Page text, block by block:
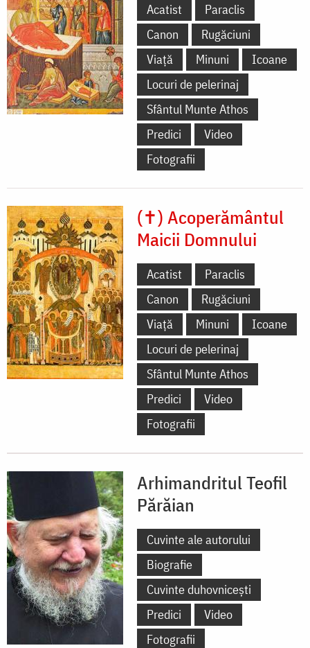
Acatist
Paraclis
Canon
Rugăciuni
Viață
Minuni
Icoane
Locuri de pelerinaj
Sfântul Munte Athos
Predici
Video
Fotografii
(✝) Acoperământul
Maicii Domnului
Acatist
Paraclis
Canon
Rugăciuni
Viață
Minuni
Icoane
Locuri de pelerinaj
Sfântul Munte Athos
Predici
Video
Fotografii
Arhimandritul Teofil
Părăian
Cuvinte ale autorului
Biografie
Cuvinte duhovnicești
Predici
Video
Fotografii